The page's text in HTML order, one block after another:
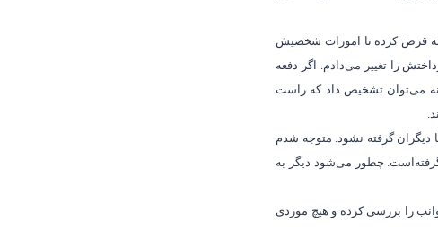
قرض کرده تا امورات شخصیش
را تغییر می‌دادم. اگر دفعه
می‌توان تشخیص داد که راست
دیگران گرفته نشود. متوجه شدم
چطور می‌شود دیگر به
را بررسی کرده و هیچ موردی